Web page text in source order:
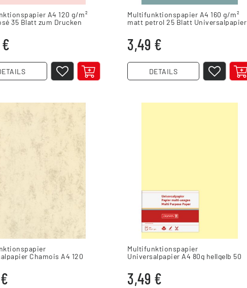
A4 120 g/m²
35 Blatt zum Drucken
Multifunktionspapier A4 160 g/m²
matt petrol 25 Blatt Universalpapier
3,49 €
DETAILS
Chamois A4 120
Multifunktionspapier
Universalpapier A4 80g hellgelb 50
3,49 €